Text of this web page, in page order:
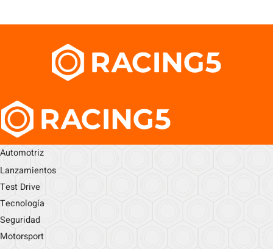
Automotriz
Lanzamientos
Test Drive
Tecnología
Seguridad
Motorsport